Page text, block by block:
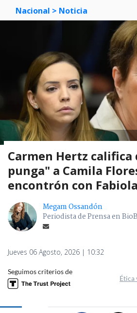
Nacional > Noticia
Carmen Hertz
punga" a Camila
encontrón con
Megam Ossandón
Periodista de Prensa en
Jueves 06 Agosto, 2026 | 10:32
Seguimos criterios de
Ética